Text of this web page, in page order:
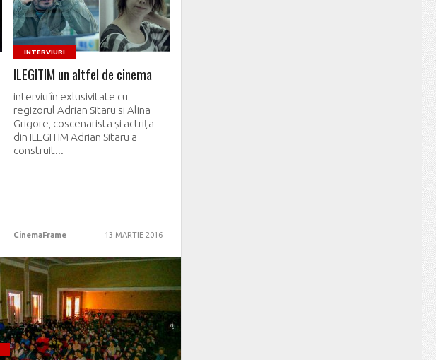
INTERVIURI
ILEGITIM un altfel de cinema
interviu în exlusivitate cu
regizorul Adrian Sitaru si Alina
Grigore, coscenarista și actrița
din ILEGITIM Adrian Sitaru a
construit...
CinemaFrame 13 MARTIE 2016
READ MORE